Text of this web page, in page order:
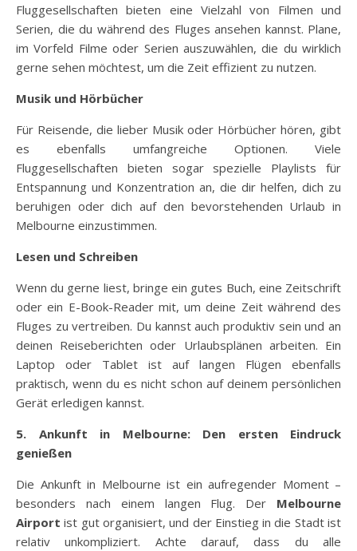
Fluggesellschaften bieten eine Vielzahl von Filmen und
Serien, die du während des Fluges ansehen kannst. Plane,
im Vorfeld Filme oder Serien auszuwählen, die du wirklich
gerne sehen möchtest, um die Zeit effizient zu nutzen.
Musik und Hörbücher
Für Reisende, die lieber Musik oder Hörbücher hören, gibt
es ebenfalls umfangreiche Optionen. Viele
Fluggesellschaften bieten sogar spezielle Playlists für
Entspannung und Konzentration an, die dir helfen, dich zu
beruhigen oder dich auf den bevorstehenden Urlaub in
Melbourne einzustimmen.
Lesen und Schreiben
Wenn du gerne liest, bringe ein gutes Buch, eine Zeitschrift
oder ein E-Book-Reader mit, um deine Zeit während des
Fluges zu vertreiben. Du kannst auch produktiv sein und an
deinen Reiseberichten oder Urlaubsplänen arbeiten. Ein
Laptop oder Tablet ist auf langen Flügen ebenfalls
praktisch, wenn du es nicht schon auf deinem persönlichen
Gerät erledigen kannst.
5. Ankunft in Melbourne: Den ersten Eindruck
genießen
Die Ankunft in Melbourne ist ein aufregender Moment –
besonders nach einem langen Flug. Der Melbourne
Airport ist gut organisiert, und der Einstieg in die Stadt ist
relativ unkompliziert. Achte darauf, dass du alle